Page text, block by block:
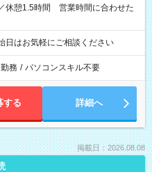
はお気軽にご相談ください
務 / パソコンスキル不要
する 詳細へ
掲載日：2026.08.08